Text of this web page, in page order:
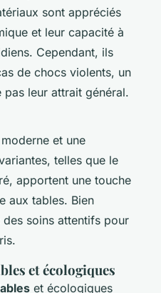
sont appréciés
et leur capacité à
Cependant, ils
de chocs violents, un
pas leur attrait général.
et une
telles que le
apportent une touche
aux tables. Bien
des soins attentifs pour
et écologiques
et écologiques